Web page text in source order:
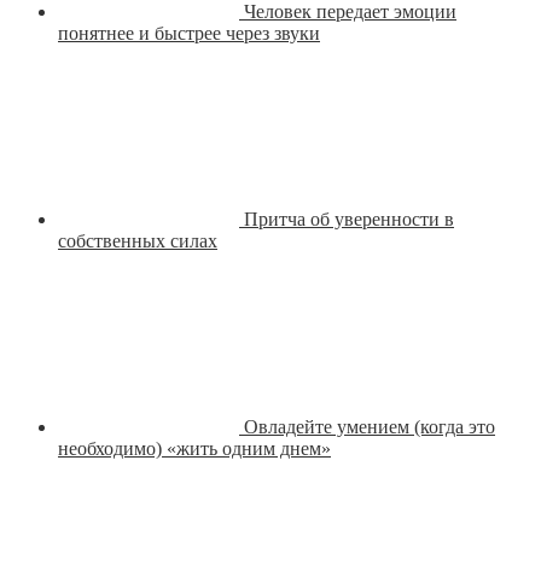
Человек передает эмоции
понятнее и быстрее через звуки
Притча об уверенности в
собственных силах
Овладейте умением (когда это
необходимо) «жить одним днем»